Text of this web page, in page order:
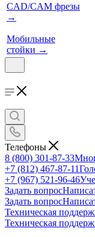
CAD/CAM фрезы
→
Мобильные
стойки →
Телефоны
8 (800) 301-87-33
+7 (812) 467-87-11
+7 (967) 521-96-46
Задать вопрос
Задать вопрос
Техническая
Техническая